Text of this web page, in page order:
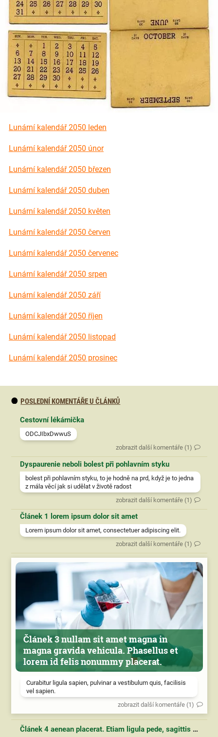
podstránkách měsíců.
podstránkách měsíců.
Lunární kalendář 2050 leden
Lunární kalendář 2050 únor
Lunární kalendář 2050 březen
Lunární kalendář 2050 duben
Lunární kalendář 2050 květen
Lunární kalendář 2050 červen
Lunární kalendář 2050 červenec
Lunární kalendář 2050 srpen
Lunární kalendář 2050 září
Lunární kalendář 2050 říjen
Lunární kalendář 2050 listopad
Lunární kalendář 2050 prosinec
POSLEDNÍ KOMENTÁŘE U ČLÁNKŮ
Cestovní lékárnička
ODCJIbxDwwuS
zobrazit další komentáře (1)
Dyspaurenie neboli bolest při pohlavním styku
bolest při pohlavním styku, to je hodně na prd, když je to jedna
z mála věcí jak si udělat v životě radost
zobrazit další komentáře (1)
Článek 1 lorem ipsum dolor sit amet
Lorem ipsum dolor sit amet, consectetuer adipiscing elit.
zobrazit další komentáře (1)
Článek 3 nullam sit amet magna in
magna gravida vehicula. Phasellus et
lorem id felis nonummy placerat.
Curabitur ligula sapien, pulvinar a vestibulum quis, facilisis
vel sapien.
zobrazit další komentáře (1)
Článek 4 aenean placerat. Etiam ligula pede, sagittis quis, interdum ultricies, scelerisque eu.